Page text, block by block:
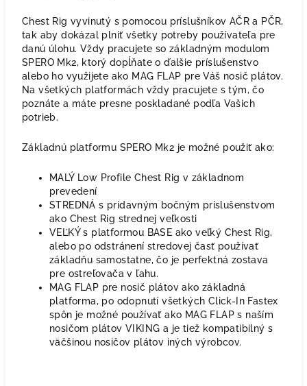
Chest Rig vyvinutý s pomocou príslušníkov AČR a PČR,
tak aby dokázal plniť všetky potreby používateľa pre
danú úlohu. Vždy pracujete so základným modulom
SPERO Mk2, ktorý dopĺňate o ďalšie príslušenstvo
alebo ho využijete ako MAG FLAP pre Váš nosič plátov.
Na všetkých platformách vždy pracujete s tým, čo
poznáte a máte presne poskladané podľa Vašich
potrieb.
Základnú platformu SPERO Mk2 je možné použiť ako:
MALÝ Low Profile Chest Rig v základnom
prevedení
STREDNÁ s prídavným bočným príslušenstvom
ako Chest Rig strednej veľkosti
VEĽKÝ s platformou BASE ako veľký Chest Rig,
alebo po odstránení stredovej časť používať
základňu samostatne, čo je perfektná zostava
pre ostreľovača v ľahu.
MAG FLAP pre nosič plátov ako základná
platforma, po odopnutí všetkých Click-In Fastex
spôn je možné používať ako MAG FLAP s naším
nosičom plátov VIKING a je tiež kompatibilný s
väčšinou nosičov plátov iných výrobcov.